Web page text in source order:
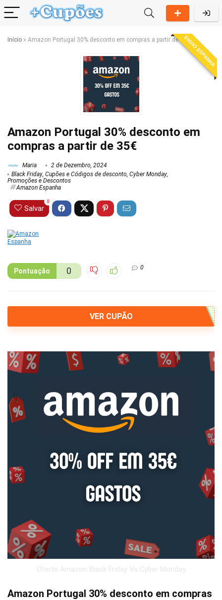
Início » Amazon Portugal 30% desconto em compras a partir de 35€ENVIO ESPANHA
Amazon Portugal 30% desconto em
compras a partir de 35€
Maria
2 de Dezembro, 2024
Black Friday, Cupões e Códigos de desconto, Cyber Monday,
Promoções e Descontos
Amazon Espanha
Salvar
0
Pontuação 0 0
VER CUPÃO
Oferta Amazon Black Friday Vs Cyber Monday
Amazon Portugal 30% desconto em compras